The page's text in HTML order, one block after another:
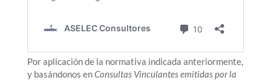
Por aplicación de la normativa indicada anteriormente,
y basándonos enConsultas Vinculantes emitidas por la